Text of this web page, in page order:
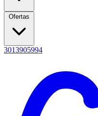
Ofertas
3013905994